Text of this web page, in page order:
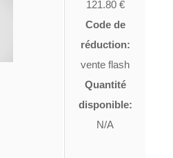
121.80 €
Code de
réduction:
vente flash
Quantité
disponible:
N/A